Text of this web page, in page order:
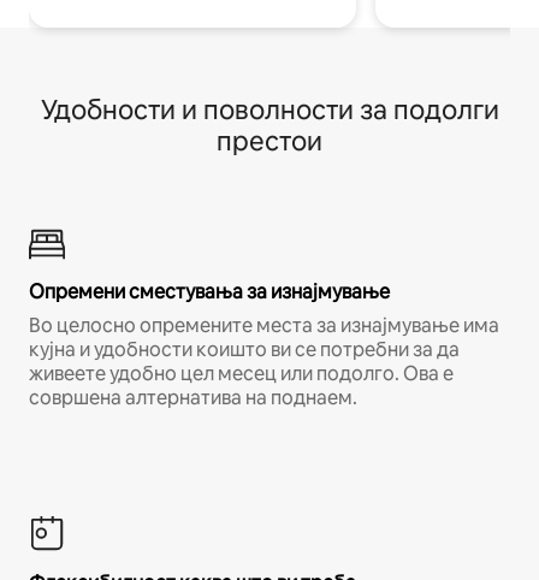
Удобности и поволности за подолги
престои
Опремени сместувања за изнајмување
Во целосно опремените места за изнајмување има
кујна и удобности коишто ви се потребни за да
живеете удобно цел месец или подолго. Ова е
совршена алтернатива на поднаем.